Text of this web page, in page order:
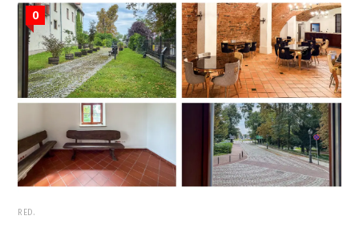
0
RED.